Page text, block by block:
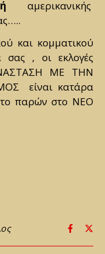
αμερικανικής
και κομματικού
σας , οι εκλογές
ΜΕ ΤΗΝ
είναι κατάρα
το παρών στο ΝΕΟ